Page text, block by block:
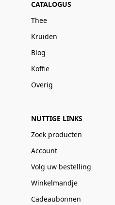
CATALOGUS
Thee
Kruiden
Blog
Koffie
Overig
NUTTIGE LINKS
Zoek producten
Account
Volg uw bestelling
Winkelmandje
Cadeaubonnen